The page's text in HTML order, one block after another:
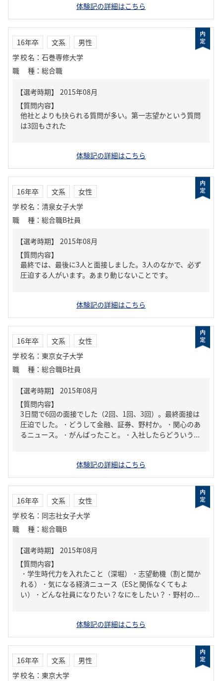
体験記の詳細はこちら
16年卒 文系
男性
学校名 ： 石巻専修大学
職種 ： 総合職
【質問内容】
他社とよりも抉られる質問が多い。第一志望かという質問
は3回もされた
体験記の詳細はこちら
16年卒 文系
女性
学校名 ： 清泉女子大学
職種 ： 総合職B社員
【質問内容】
最終では、最後に3人と面接しました。3人のなかで、必ず
圧迫する人がいます。あまり動じないことです。
体験記の詳細はこちら
16年卒 文系
女性
学校名 ： 東京女子大学
職種 ： 総合職B社員
【質問内容】
3日間で6回の面接でした（2回、1回、3回）。最終面接は
圧迫でした。・どうして金融、証券、野村か。・関心のあ
るニュース。・がんばったこと。・入社したらどういう...
体験記の詳細はこちら
16年卒 文系
女性
学校名 ： 同志社女子大学
職種 ： 総合職B
【質問内容】
・学生時代力を入れたこと（深堀）・志望動機（割と聞か
れる）・気になる経済ニュース（ESと関係なくてもよ
い）・どんな社員になりたい？なにをしたい？・野村の...
体験記の詳細はこちら
16年卒 文系
男性
学校名 ： 東京大学